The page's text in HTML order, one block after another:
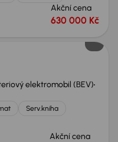
Akční cena
630 000 Kč
elektromobil (BEV)
Serv.kniha
Akční cena